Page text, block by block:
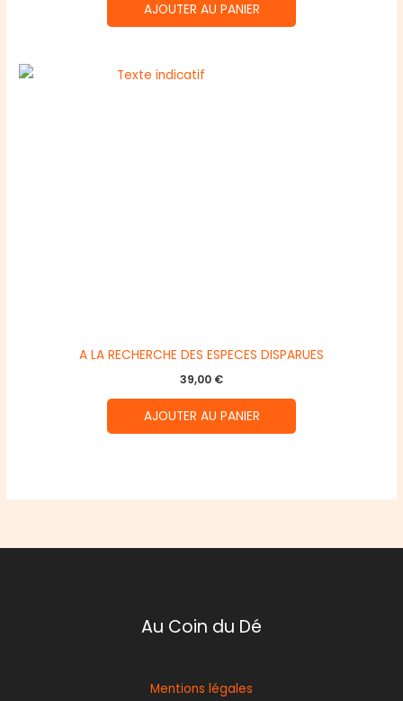
AJOUTER AU PANIER
A LA RECHERCHE DES ESPECES DISPARUES
39,00 €
AJOUTER AU PANIER
Au Coin du Dé
Mentions légales